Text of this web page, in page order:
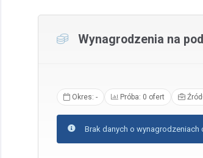
Wynagrodzenia na
Okres: - Próba: 0 ofert
Brak danych o